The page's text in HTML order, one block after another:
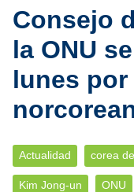
Consejo
la ONU
lunes
Actualidad corea
Kim Jong-un ONU